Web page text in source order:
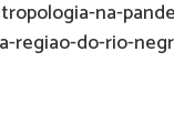
na-
regiao-do-rio-